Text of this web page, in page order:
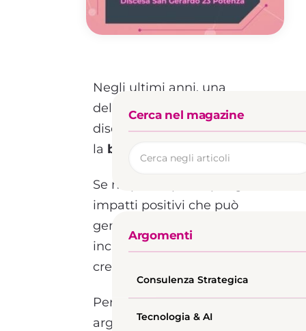
Negli ultimi anni, una
delle tecnologie più
discusse è senza dubbio
la blockchain
Se ne parla spesso per gli
impatti positivi che può
generare in diversi settori,
inclusi quelli culturali e
creativi.
Per molti rimane un
argomento complesso e
Cerca nel magazine
Argomenti
Consulenza Strategica
Tecnologia & AI